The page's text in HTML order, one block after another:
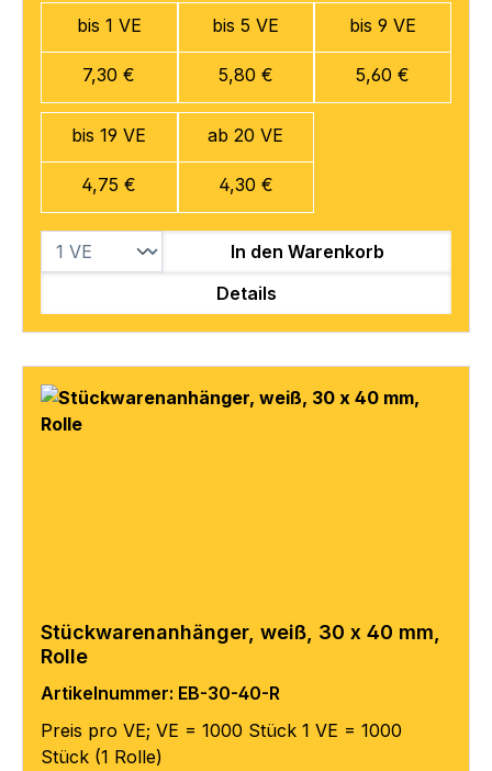
bis 1 VE
7,30 €
bis 5 VE
5,80 €
bis 9 VE
5,60 €
bis 19 VE
4,75 €
ab 20 VE
4,30 €
In den Warenkorb
Details
Stückwarenanhänger, weiß, 30 x 40 mm,
Rolle
Artikelnummer: EB-30-40-R
Preis pro VE; VE = 1000 Stück 1 VE = 1000
Stück (1 Rolle)